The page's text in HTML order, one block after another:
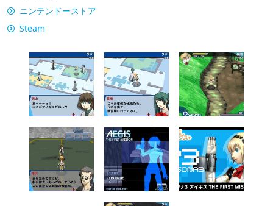
ニンテンドーストア
Steam